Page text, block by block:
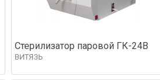
Стерилизатор паровой ГК-24В
ВИТЯЗЬ